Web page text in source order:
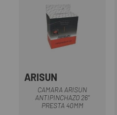
ARISUN
CAMARA ARISUN
ANTIPINCHAZO 26"
PRESTA 40MM